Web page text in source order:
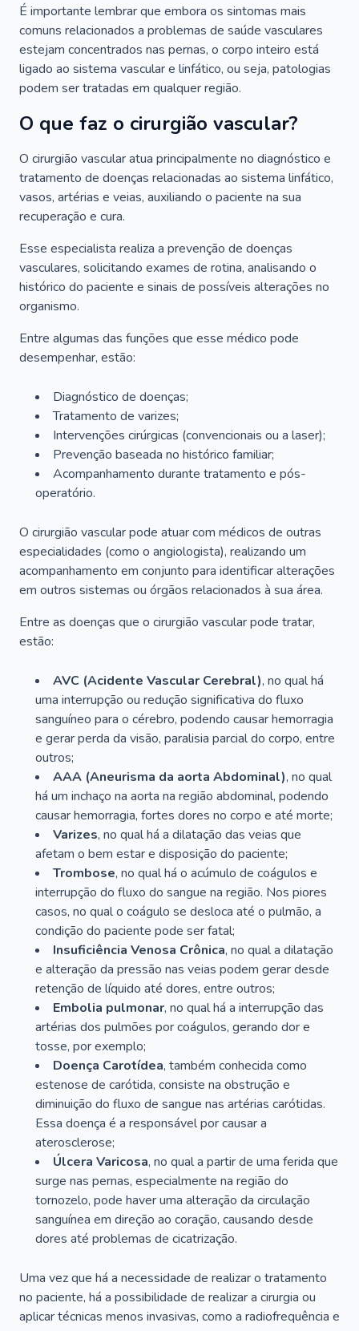
É importante lembrar que embora os sintomas mais
comuns relacionados a problemas de saúde vasculares
estejam concentrados nas pernas, o corpo inteiro está
ligado ao sistema vascular e linfático, ou seja, patologias
podem ser tratadas em qualquer região.
O que faz o cirurgião vascular?
O cirurgião vascular atua principalmente no diagnóstico e
tratamento de doenças relacionadas ao sistema linfático,
vasos, artérias e veias, auxiliando o paciente na sua
recuperação e cura.
Esse especialista realiza a prevenção de doenças
vasculares, solicitando exames de rotina, analisando o
histórico do paciente e sinais de possíveis alterações no
organismo.
Entre algumas das funções que esse médico pode
desempenhar, estão:
Diagnóstico de doenças;
Tratamento de varizes;
Intervenções cirúrgicas (convencionais ou a laser);
Prevenção baseada no histórico familiar;
Acompanhamento durante tratamento e pós-
operatório.
O cirurgião vascular pode atuar com médicos de outras
especialidades (como o angiologista), realizando um
acompanhamento em conjunto para identificar alterações
em outros sistemas ou órgãos relacionados à sua área.
Entre as doenças que o cirurgião vascular pode tratar,
estão:
AVC (Acidente Vascular Cerebral), no qual há
uma interrupção ou redução significativa do fluxo
sanguíneo para o cérebro, podendo causar hemorragia
e gerar perda da visão, paralisia parcial do corpo, entre
outros;
AAA (Aneurisma da aorta Abdominal), no qual
há um inchaço na aorta na região abdominal, podendo
causar hemorragia, fortes dores no corpo e até morte;
Varizes, no qual há a dilatação das veias que
afetam o bem estar e disposição do paciente;
Trombose, no qual há o acúmulo de coágulos e
interrupção do fluxo do sangue na região. Nos piores
casos, no qual o coágulo se desloca até o pulmão, a
condição do paciente pode ser fatal;
Insuficiência Venosa Crônica, no qual a dilatação
e alteração da pressão nas veias podem gerar desde
retenção de líquido até dores, entre outros;
Embolia pulmonar, no qual há a interrupção das
artérias dos pulmões por coágulos, gerando dor e
tosse, por exemplo;
Doença Carotídea, também conhecida como
estenose de carótida, consiste na obstrução e
diminuição do fluxo de sangue nas artérias carótidas.
Essa doença é a responsável por causar a
aterosclerose;
Úlcera Varicosa, no qual a partir de uma ferida que
surge nas pernas, especialmente na região do
tornozelo, pode haver uma alteração da circulação
sanguínea em direção ao coração, causando desde
dores até problemas de cicatrização.
Uma vez que há a necessidade de realizar o tratamento
no paciente, há a possibilidade de realizar a cirurgia ou
aplicar técnicas menos invasivas, como a radiofrequência e